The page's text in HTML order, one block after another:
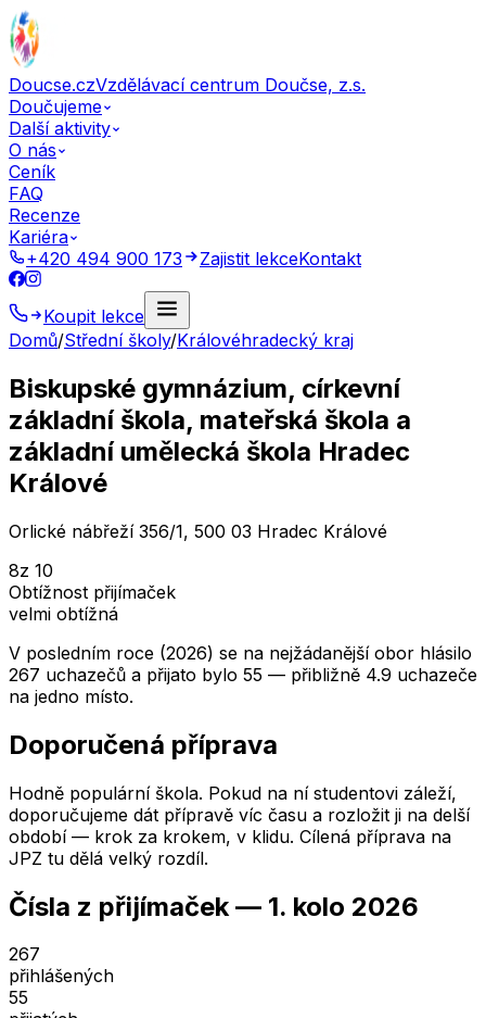
Doucse.czVzdělávací centrum Doučse, z.s.
Doučujeme
Další aktivity
O nás
Ceník
FAQ
Recenze
Kariéra
+420 494 900 173
Zajistit lekceKontakt
Koupit lekce
Domů/Střední školy/Královéhradecký kraj
Biskupské gymnázium, církevní
základní škola, mateřská škola a
základní umělecká škola Hradec
Králové
Orlické nábřeží 356/1, 500 03 Hradec Králové
8z 10
Obtížnost přijímaček
velmi obtížná
V posledním roce (2026) se na nejžádanější obor hlásilo
267 uchazečů a přijato bylo 55 — přibližně 4.9 uchazeče
na jedno místo.
Doporučená příprava
Hodně populární škola. Pokud na ní studentovi záleží,
doporučujeme dát přípravě víc času a rozložit ji na delší
období — krok za krokem, v klidu. Cílená příprava na
JPZ tu dělá velký rozdíl.
Čísla z přijímaček — 1. kolo 2026
267
přihlášených
55